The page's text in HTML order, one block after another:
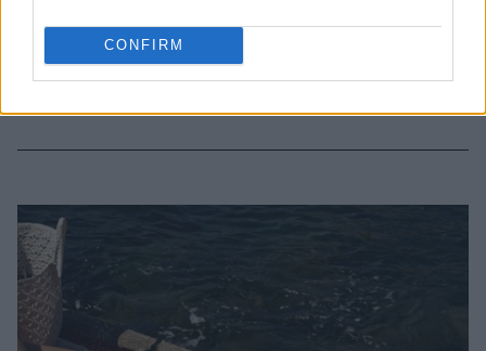
CONFIRMBEAUTY